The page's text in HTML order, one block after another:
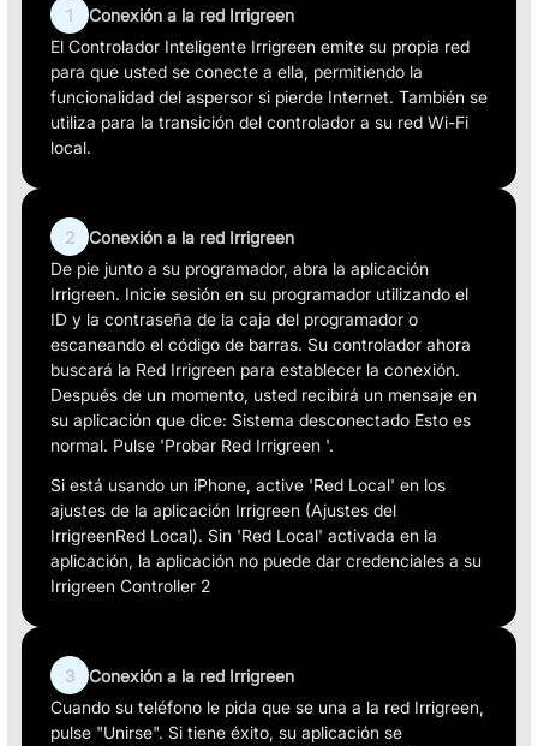
1
Conexión a la red Irrigreen
El Controlador Inteligente Irrigreen emite su propia red
para que usted se conecte a ella, permitiendo la
funcionalidad del aspersor si pierde Internet. También se
utiliza para la transición del controlador a su red Wi-Fi
local.
2
Conexión a la red Irrigreen
De pie junto a su programador, abra la aplicación
Irrigreen. Inicie sesión en su programador utilizando el
ID y la contraseña de la caja del programador o
escaneando el código de barras. Su controlador ahora
buscará la Red Irrigreen para establecer la conexión.
Después de un momento, usted recibirá un mensaje en
su aplicación que dice: Sistema desconectado Esto es
normal. Pulse 'Probar Red Irrigreen '.
Si está usando un iPhone, active 'Red Local' en los
ajustes de la aplicación Irrigreen (Ajustes del
IrrigreenRed Local). Sin 'Red Local' activada en la
aplicación, la aplicación no puede dar credenciales a su
Irrigreen Controller 2
3
Conexión a la red Irrigreen
Cuando su teléfono le pida que se una a la red Irrigreen,
pulse "Unirse". Si tiene éxito, su aplicación se